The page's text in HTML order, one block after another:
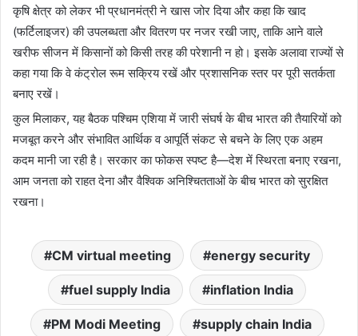
कृषि क्षेत्र को लेकर भी प्रधानमंत्री ने खास जोर दिया और कहा कि खाद
(फर्टिलाइजर) की उपलब्धता और वितरण पर नजर रखी जाए, ताकि आने वाले
खरीफ सीजन में किसानों को किसी तरह की परेशानी न हो। इसके अलावा राज्यों से
कहा गया कि वे कंट्रोल रूम सक्रिय रखें और प्रशासनिक स्तर पर पूरी सतर्कता
बनाए रखें।
कुल मिलाकर, यह बैठक पश्चिम एशिया में जारी संघर्ष के बीच भारत की तैयारियों को
मजबूत करने और संभावित आर्थिक व आपूर्ति संकट से बचने के लिए एक अहम
कदम मानी जा रही है। सरकार का फोकस स्पष्ट है—देश में स्थिरता बनाए रखना,
आम जनता को राहत देना और वैश्विक अनिश्चितताओं के बीच भारत को सुरक्षित
रखना।
CM virtual meeting energy security
fuel supply India inflation India
PM Modi Meeting supply chain India